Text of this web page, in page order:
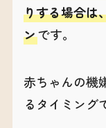
りする場合は
ンです。
赤ちゃんの機
るタイミング